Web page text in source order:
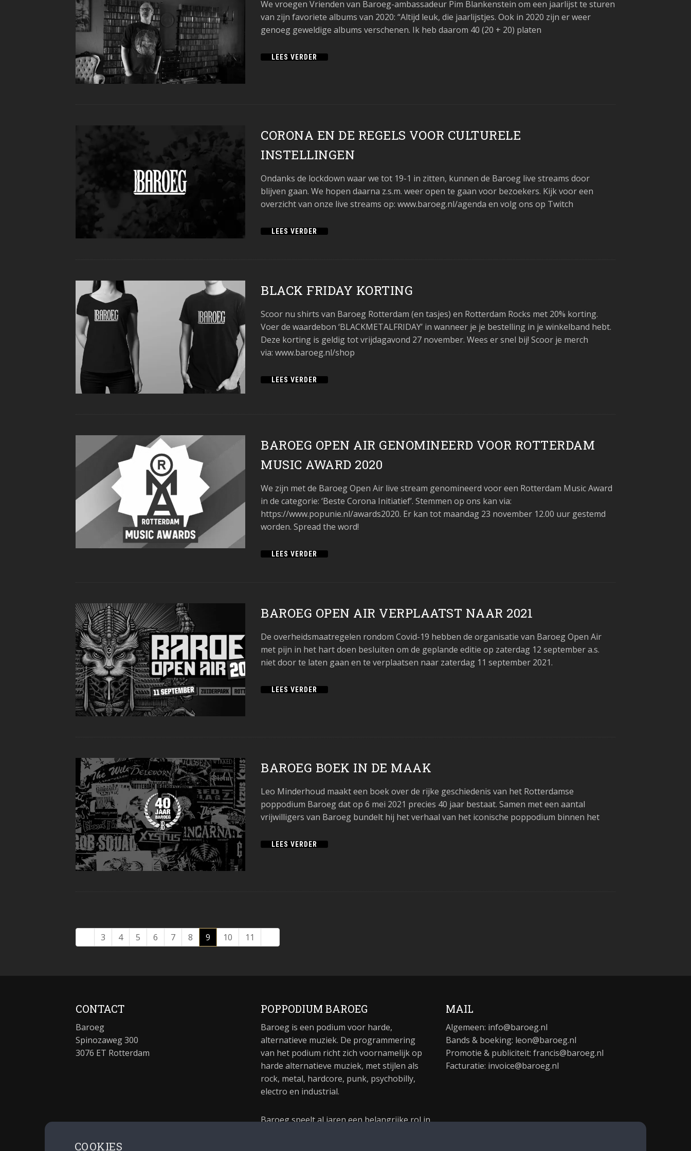
We vroegen Vrienden van Baroeg-ambassadeur Pim Blankenstein om een jaarlijst te sturen
van zijn favoriete albums van 2020: “Altijd leuk, die jaarlijstjes. Ook in 2020 zijn er weer
genoeg geweldige albums verschenen. Ik heb daarom 40 (20 + 20) platen
LEES VERDER
CORONA EN DE REGELS VOOR CULTURELE
INSTELLINGEN
Ondanks de lockdown waar we tot 19-1 in zitten, kunnen de Baroeg live streams door
blijven gaan. We hopen daarna z.s.m. weer open te gaan voor bezoekers. Kijk voor een
overzicht van onze live streams op: www.baroeg.nl/agenda en volg ons op Twitch
LEES VERDER
BLACK FRIDAY KORTING
Scoor nu shirts van Baroeg Rotterdam (en tasjes) en Rotterdam Rocks met 20% korting.
Voer de waardebon ‘BLACKMETALFRIDAY’ in wanneer je je bestelling in je winkelband hebt.
Deze korting is geldig tot vrijdagavond 27 november. Wees er snel bij! Scoor je merch
via: www.baroeg.nl/shop
LEES VERDER
BAROEG OPEN AIR GENOMINEERD VOOR ROTTERDAM
MUSIC AWARD 2020
We zijn met de Baroeg Open Air live stream genomineerd voor een Rotterdam Music Award
in de categorie: ‘Beste Corona Initiatief’. Stemmen op ons kan via:
https://www.popunie.nl/awards2020. Er kan tot maandag 23 november 12.00 uur gestemd
worden. Spread the word!
LEES VERDER
BAROEG OPEN AIR VERPLAATST NAAR 2021
De overheidsmaatregelen rondom Covid-19 hebben de organisatie van Baroeg Open Air
met pijn in het hart doen besluiten om de geplande editie op zaterdag 12 september a.s.
niet door te laten gaan en te verplaatsen naar zaterdag 11 september 2021.
LEES VERDER
BAROEG BOEK IN DE MAAK
Leo Minderhoud maakt een boek over de rijke geschiedenis van het Rotterdamse
poppodium Baroeg dat op 6 mei 2021 precies 40 jaar bestaat. Samen met een aantal
vrijwilligers van Baroeg bundelt hij het verhaal van het iconische poppodium binnen het
LEES VERDER
3 4 5 6 7 8 9 10 11
CONTACT
Baroeg
Spinozaweg 300
3076 ET Rotterdam
POPPODIUM BAROEG
Baroeg is een podium voor harde,
alternatieve muziek. De programmering
van het podium richt zich voornamelijk op
harde alternatieve muziek, met stijlen als
rock, metal, hardcore, punk, psychobilly,
electro en industrial.
Baroeg speelt al jaren een belangrijke rol in
MAIL
Algemeen: info@baroeg.nl
Bands & boeking: leon@baroeg.nl
Promotie & publiciteit: francis@baroeg.nl
Facturatie: invoice@baroeg.nl
COOKIES